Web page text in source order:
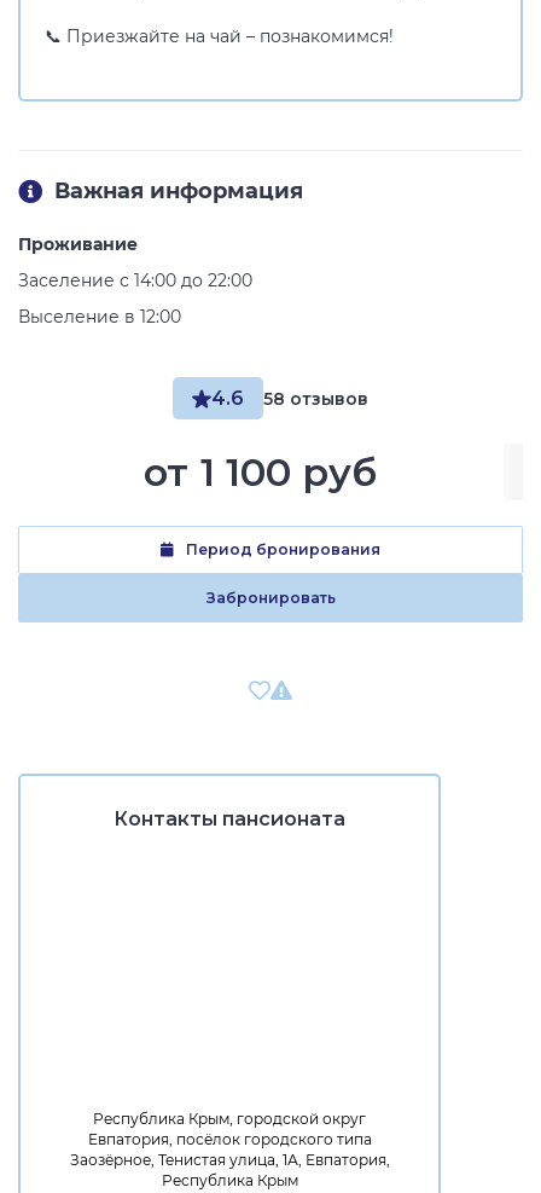
📞 Приезжайте на чай – познакомимся!
4.6 58 отзывов
от 1 100 руб
Период бронирования
Забронировать
Важная информация
Проживание
Заселение с 14:00 до 22:00
Выселение в 12:00
Контакты пансионата
Республика Крым, городской округ
Евпатория, посёлок городского типа
Заозёрное, Тенистая улица, 1А, Евпатория,
Республика Крым